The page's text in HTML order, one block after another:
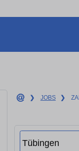
❯ JOBS ❯